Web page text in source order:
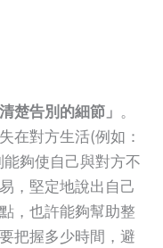
楚告別的細節」 。
在對方生活(例如：
夠使自己與對方不
，堅定地說出自己
，也許能夠幫助整
把握多少時間，避